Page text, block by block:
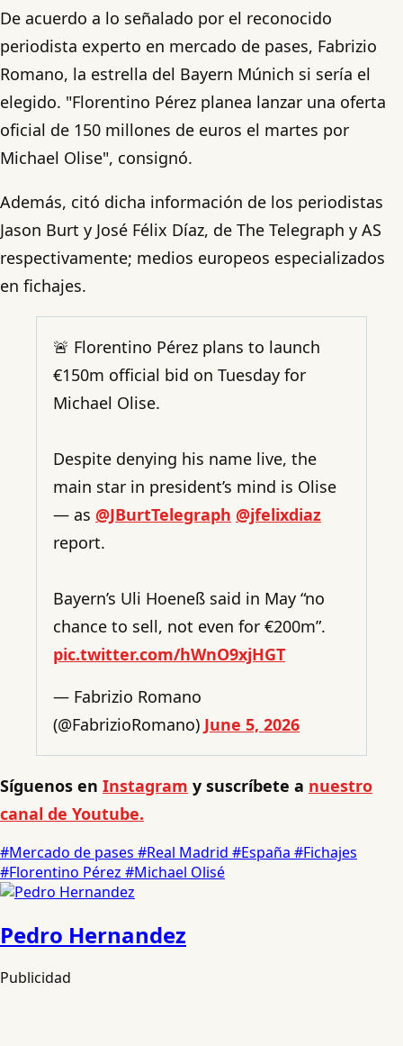
De acuerdo a lo señalado por el reconocido
periodista experto en mercado de pases, Fabrizio
Romano, la estrella del Bayern Múnich si sería el
elegido. "Florentino Pérez planea lanzar una oferta
oficial de 150 millones de euros el martes por
Michael Olise", consignó.
Además, citó dicha información de los periodistas
Jason Burt y José Félix Díaz, de The Telegraph y AS
respectivamente; medios europeos especializados
en fichajes.
🚨 Florentino Pérez plans to launch
€150m official bid on Tuesday for
Michael Olise.
Despite denying his name live, the
main star in president’s mind is Olise
— as @JBurtTelegraph @jfelixdiaz
report.
Bayern’s Uli Hoeneß said in May “no
chance to sell, not even for €200m”.
pic.twitter.com/hWnO9xjHGT
— Fabrizio Romano
(@FabrizioRomano) June 5, 2026
Síguenos en Instagram y suscríbete a nuestro
canal de Youtube.
#Mercado de pases #Real Madrid #España #Fichajes
#Florentino Pérez #Michael Olisé
Pedro Hernandez
Publicidad